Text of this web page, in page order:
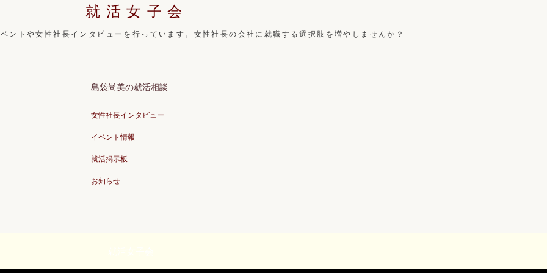
就活女子会
ントや女性社長インタビューを行っています。女性社長の会社に就職する選択肢を増やしませんか？
島袋尚美の就活相談
女性社長インタビュー
イベント情報
就活掲示板
お知らせ